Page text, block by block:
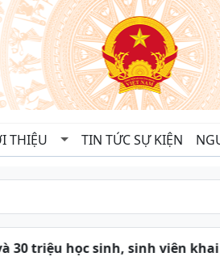
THIỆU TIN TỨC SỰ KIỆN
30 triệu học sinh, sinh viên